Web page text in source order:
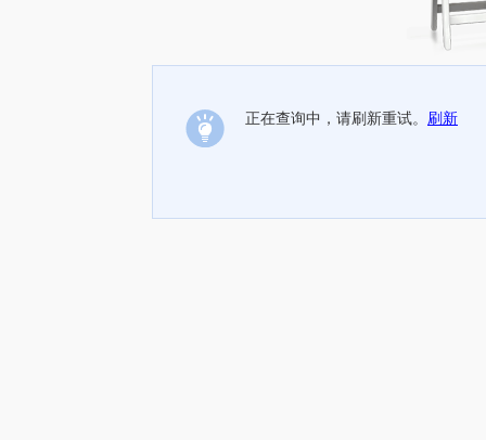
正在查询中，请刷新重试。 刷新